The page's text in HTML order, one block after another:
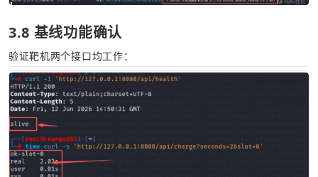
3.8 基线功能确认
验证靶机两个接口均工作：